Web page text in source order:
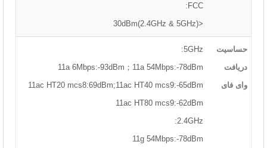
FCC:
<30dBm(2.4GHz & 5GHz)
حساسیت
دریافت
وای فای
5GHz:
11a 6Mbps:-93dBm；11a 54Mbps:-78dBm
11ac HT20 mcs8:69dBm;11ac HT40 mcs9:-65dBm
11ac HT80 mcs9:-62dBm
2.4GHz:
11g 54Mbps:-78dBm